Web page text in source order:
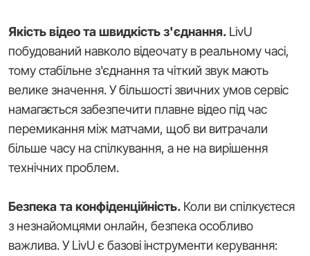
Якість відео та швидкість з'єднання. LivU
побудований навколо відеочату в реальному часі,
тому стабільне з'єднання та чіткий звук мають
велике значення. У більшості звичних умов сервіс
намагається забезпечити плавне відео під час
перемикання між матчами, щоб ви витрачали
більше часу на спілкування, а не на вирішення
технічних проблем.
Безпека та конфіденційність. Коли ви спілкуєтеся
з незнайомцями онлайн, безпека особливо
важлива. У LivU є базові інструменти керування: